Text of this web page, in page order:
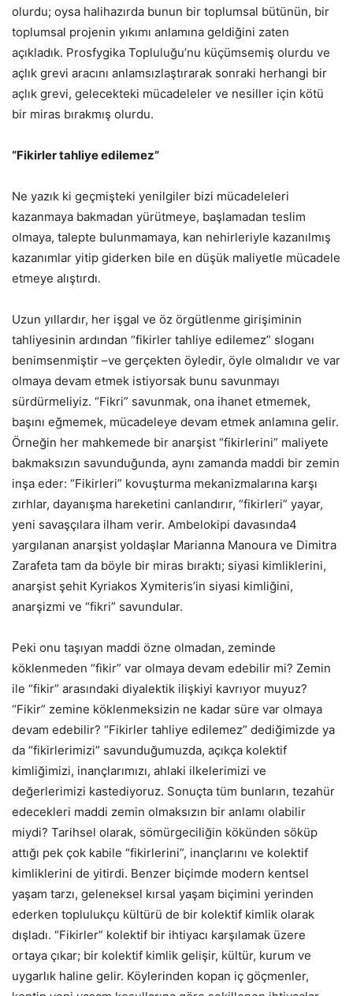
olurdu; oysa halihazırda bunun bir toplumsal bütünün, bir
toplumsal projenin yıkımı anlamına geldiğini zaten
açıkladık. Prosfygika Topluluğu’nu küçümsemiş olurdu ve
açlık grevi aracını anlamsızlaştırarak sonraki herhangi bir
açlık grevi, gelecekteki mücadeleler ve nesiller için kötü
bir miras bırakmış olurdu.
“Fikirler tahliye edilemez”
Ne yazık ki geçmişteki yenilgiler bizi mücadeleleri
kazanmaya bakmadan yürütmeye, başlamadan teslim
olmaya, talepte bulunmamaya, kan nehirleriyle kazanılmış
kazanımlar yitip giderken bile en düşük maliyetle mücadele
etmeye alıştırdı.
Uzun yıllardır, her işgal ve öz örgütlenme girişiminin
tahliyesinin ardından “fikirler tahliye edilemez” sloganı
benimsenmiştir –ve gerçekten öyledir, öyle olmalıdır ve var
olmaya devam etmek istiyorsak bunu savunmayı
sürdürmeliyiz. “Fikri” savunmak, ona ihanet etmemek,
başını eğmemek, mücadeleye devam etmek anlamına gelir.
Örneğin her mahkemede bir anarşist “fikirlerini” maliyete
bakmaksızın savunduğunda, aynı zamanda maddi bir zemin
inşa eder: “Fikirleri” kovuşturma mekanizmalarına karşı
zırhlar, dayanışma hareketini canlandırır, “fikirleri” yayar,
yeni savaşçılara ilham verir. Ambelokipi davasında4
yargılanan anarşist yoldaşlar Marianna Manoura ve Dimitra
Zarafeta tam da böyle bir miras bıraktı; siyasi kimliklerini,
anarşist şehit Kyriakos Xymiteris’in siyasi kimliğini,
anarşizmi ve “fikri” savundular.
Peki onu taşıyan maddi özne olmadan, zeminde
köklenmeden “fikir” var olmaya devam edebilir mi? Zemin
ile “fikir” arasındaki diyalektik ilişkiyi kavrıyor muyuz?
“Fikir” zemine köklenmeksizin ne kadar süre var olmaya
devam edebilir? “Fikirler tahliye edilemez” dediğimizde ya
da “fikirlerimizi” savunduğumuzda, açıkça kolektif
kimliğimizi, inançlarımızı, ahlaki ilkelerimizi ve
değerlerimizi kastediyoruz. Sonuçta tüm bunların, tezahür
edecekleri maddi zemin olmaksızın bir anlamı olabilir
miydi? Tarihsel olarak, sömürgeciliğin kökünden söküp
attığı pek çok kabile “fikirlerini”, inançlarını ve kolektif
kimliklerini de yitirdi. Benzer biçimde modern kentsel
yaşam tarzı, geleneksel kırsal yaşam biçimini yerinden
ederken toplulukçu kültürü de bir kolektif kimlik olarak
dışladı. “Fikirler” kolektif bir ihtiyacı karşılamak üzere
ortaya çıkar; bir kolektif kimlik gelişir, kültür, kurum ve
uygarlık haline gelir. Köylerinden kopan iç göçmenler,